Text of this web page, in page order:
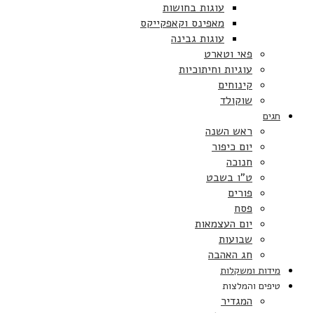
עוגות בחושות
מאפינס וקאפקייקס
עוגות גבינה
פאי וטארט
עוגיות וחיתוכיות
קינוחים
שוקולד
חגים
ראש השנה
יום כיפור
חנוכה
ט”ו בשבט
פורים
פסח
יום העצמאות
שבועות
חג האהבה
מידות ומשקלות
טיפים והמלצות
המגדיר